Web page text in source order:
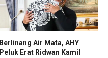
Berlinang Air Mata, AHY
Peluk Erat Ridwan Kamil